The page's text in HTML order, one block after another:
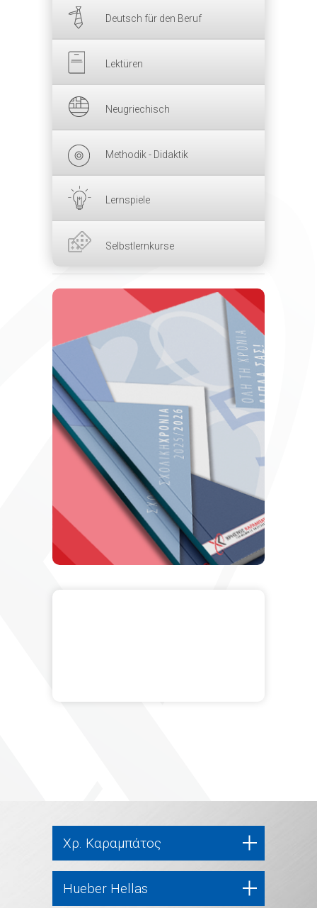
Deutsch für den Beruf
Lektüren
Neugriechisch
Methodik - Didaktik
Lernspiele
Selbstlernkurse
Χρ. Καραμπάτος
Hueber Hellas